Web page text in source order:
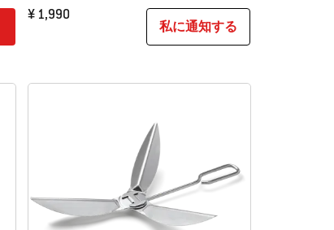
¥ 1,990
私に通知する